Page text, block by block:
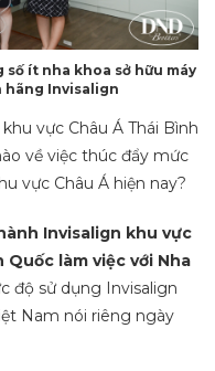
ít nha khoa sở hữu máy
hãng Invisalign
vực Châu Á Thái Bình
về việc thúc đẩy mức
vực Châu Á hiện nay?
Invisalign khu vực
Quốc làm việc với Nha
độ sử dụng Invisalign
Nam nói riêng ngày